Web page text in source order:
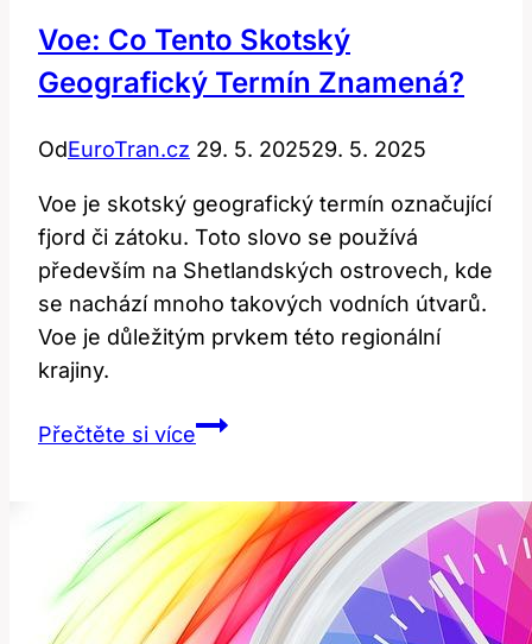
Voe: Co Tento Skotský
Geografický Termín Znamená?
OdEuroTran.cz 29. 5. 202529. 5. 2025
Voe je skotský geografický termín označující
fjord či zátoku. Toto slovo se používá
především na Shetlandských ostrovech, kde
se nachází mnoho takových vodních útvarů.
Voe je důležitým prvkem této regionální
krajiny.
Přečtěte si víceVoe:
Skotský
Geografický
Termín
Znamená?